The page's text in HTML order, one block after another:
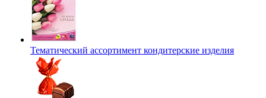
Тематический ассортимент кондитерские изделия